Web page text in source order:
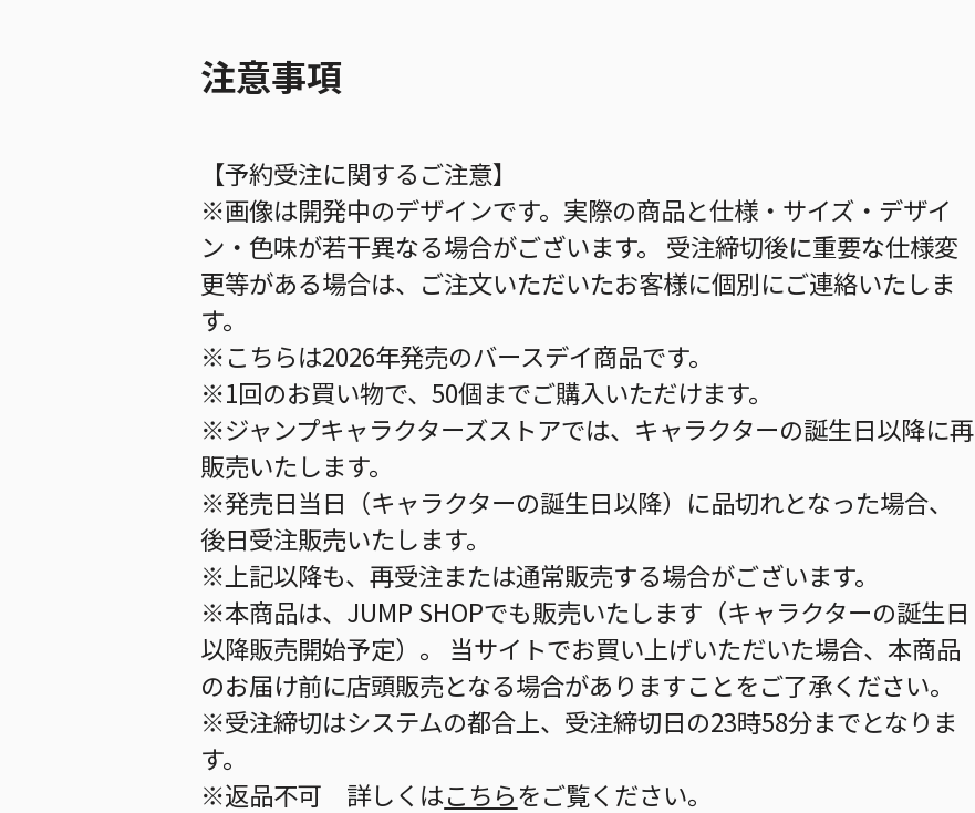
注意事項
【予約受注に関するご注意】
※画像は開発中のデザインです。実際の商品と仕様・サイズ・デザイ
ン・色味が若干異なる場合がございます。 受注締切後に重要な仕様変
更等がある場合は、ご注文いただいたお客様に個別にご連絡いたしま
す。
※こちらは2026年発売のバースデイ商品です。
※1回のお買い物で、50個までご購入いただけます。
※ジャンプキャラクターズストアでは、キャラクターの誕生日以降に再
販売いたします。
※発売日当日（キャラクターの誕生日以降）に品切れとなった場合、
後日受注販売いたします。
※上記以降も、再受注または通常販売する場合がございます。
※本商品は、JUMP SHOPでも販売いたします（キャラクターの誕生日
以降販売開始予定）。 当サイトでお買い上げいただいた場合、本商品
のお届け前に店頭販売となる場合がありますことをご了承ください。
※受注締切はシステムの都合上、受注締切日の23時58分までとなりま
す。
※返品不可 詳しくはこちらをご覧ください。